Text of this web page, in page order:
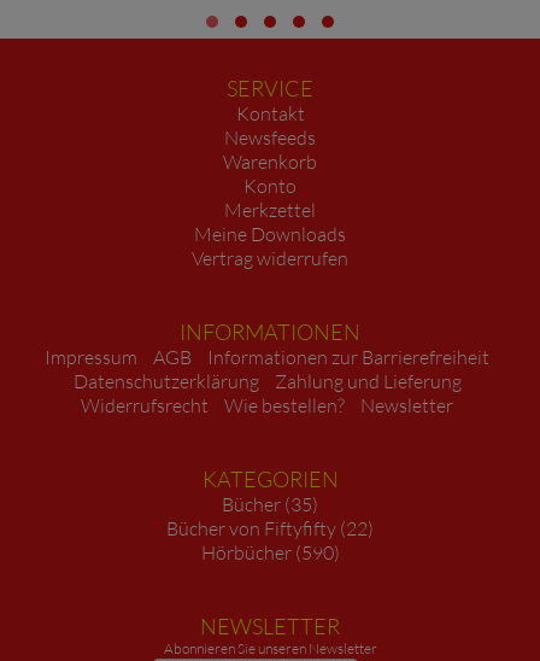
SERVICE
Kontakt
Newsfeeds
Warenkorb
Konto
Merkzettel
Meine Downloads
Vertrag widerrufen
INFORMATIONEN
Impressum AGB
Informationen zur Barrierefreiheit
Datenschutzerklärung
Zahlung und Lieferung
Widerrufsrecht
Wie bestellen? Newsletter
KATEGORIEN
Bücher (35)
Bücher von Fiftyfifty (22)
Hörbücher (590)
NEWSLETTER
Abonnieren Sie unseren Newsletter